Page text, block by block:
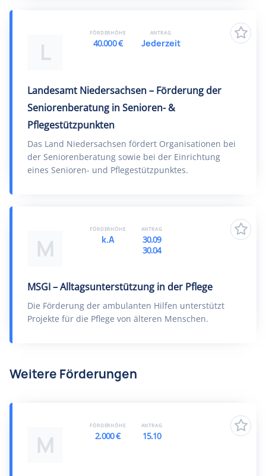
L
Landesamt Niedersachsen – Förderung der
Seniorenberatung in Senioren- &
Pflegestützpunkten
Das Land Niedersachsen fördert Organisationen bei
der Seniorenberatung sowie bei der Einrichtung
eines Senioren- und Pflegestützpunktes.
FÖRDERHÖHE
40.000 €
ANTRAG
Jederzeit
M
MSGI – Alltagsunterstützung in der Pflege
Die Förderung der ambulanten Hilfen unterstützt
Projekte für die Pflege von älteren Menschen.
FÖRDERHÖHE
k.A
ANTRAG
30.09
30.04
Weitere Förderungen
M
FÖRDERHÖHE
2.000 €
ANTRAG
15.10